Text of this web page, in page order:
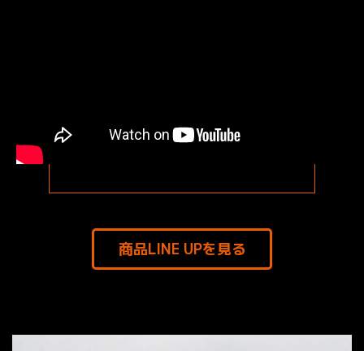
商品LINE UPを見る